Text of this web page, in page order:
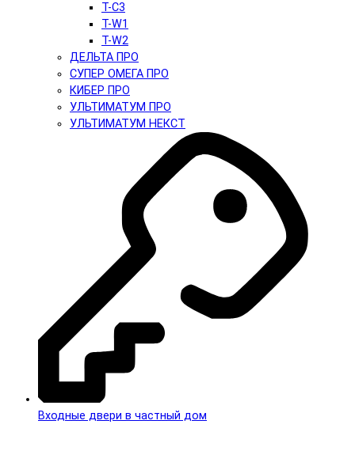
T-C3
T-W1
T-W2
ДЕЛЬТА ПРО
СУПЕР ОМЕГА ПРО
КИБЕР ПРО
УЛЬТИМАТУМ ПРО
УЛЬТИМАТУМ НЕКСТ
Входные двери в частный дом